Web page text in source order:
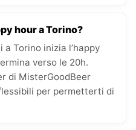
hour a Torino?
Torino inizia l’happy
verso le 20h.
di MisterGoodBeer
per permetterti di